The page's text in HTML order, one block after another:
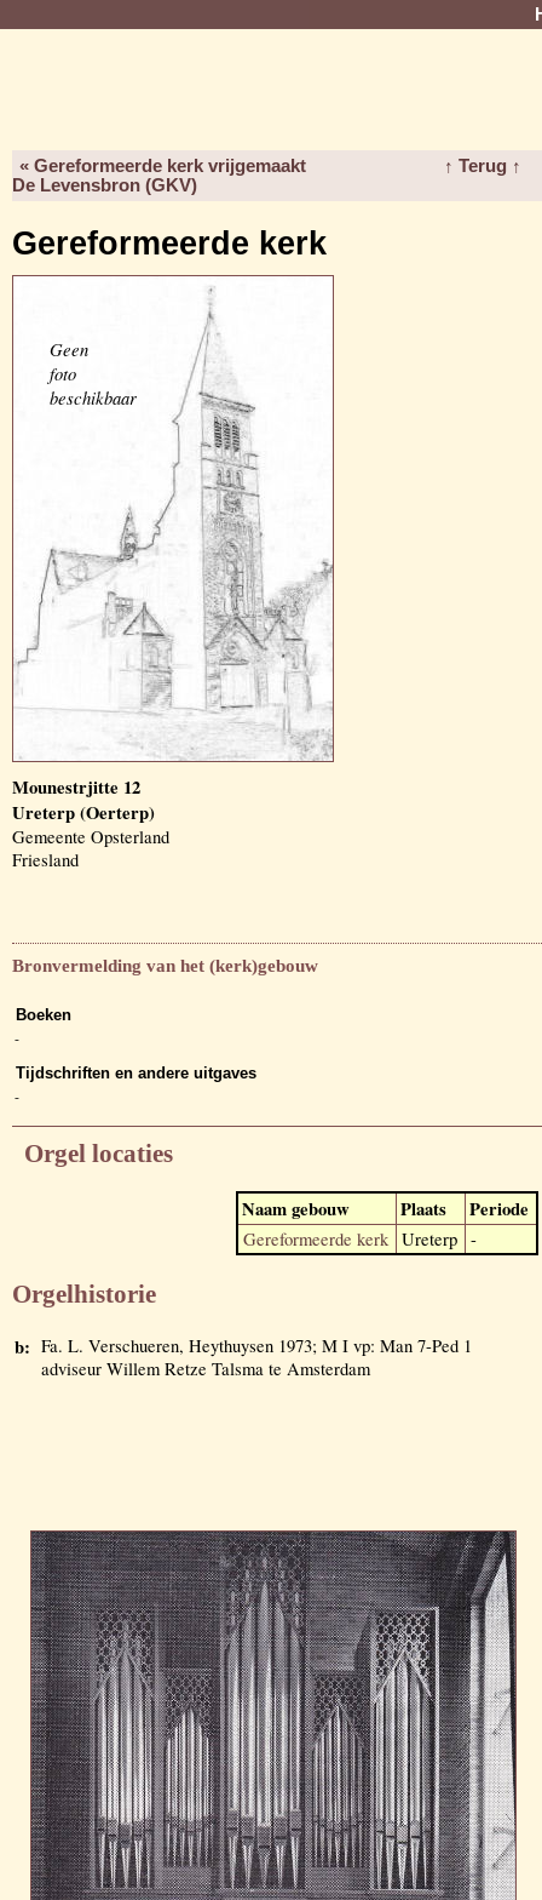
« Gereformeerde kerk vrijgemaakt
De Levensbron (GKV)
↑ Terug ↑
Gereformeerde kerk
Geen
foto
beschikbaar
Mounestrjitte 12
Ureterp (Oerterp)
Gemeente Opsterland
Friesland
Bronvermelding van het (kerk)gebouw
Boeken
-
Tijdschriften en andere uitgaves
-
Orgel locaties
Naam gebouw Plaats Periode
Gereformeerde kerk Ureterp -
Orgelhistorie
b: Fa. L. Verschueren, Heythuysen 1973; M I vp: Man 7-Ped 1
adviseur Willem Retze Talsma te Amsterdam